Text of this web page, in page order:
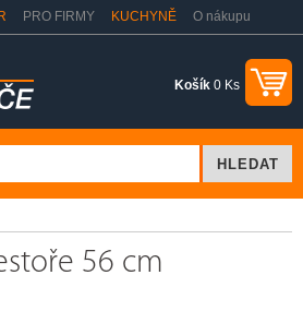
PRO FIRMY KUCHYNĚ
O nákupu
Košík 0 Ks
56 cm